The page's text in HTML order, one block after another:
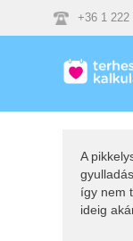
+36 1 222
A
így nem
ideig